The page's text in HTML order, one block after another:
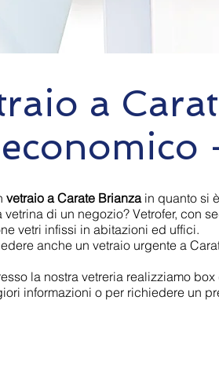
a
vetraio a Carate Brianzain quanto si
vetrina di un negozio? Vetrofer, con
vetri infissi in abitazioni ed uffici.
anche un vetraio urgente a
la nostra vetreria realizziamo
informazioni o per richiedere un